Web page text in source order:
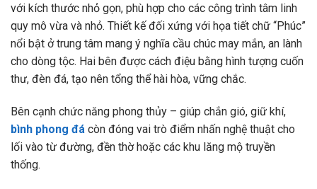
với kích thước nhỏ gọn, phù hợp cho các công trình tâm linh
quy mô vừa và nhỏ. Thiết kế đối xứng với họa tiết chữ “Phúc”
nổi bật ở trung tâm mang ý nghĩa cầu chúc may mắn, an lành
cho dòng tộc. Hai bên được cách điệu bằng hình tượng cuốn
thư, đèn đá, tạo nên tổng thể hài hòa, vững chắc.
Bên cạnh chức năng phong thủy – giúp chắn gió, giữ khí,
bình phong đá còn đóng vai trò điểm nhấn nghệ thuật cho
lối vào từ đường, đền thờ hoặc các khu lăng mộ truyền
thống.